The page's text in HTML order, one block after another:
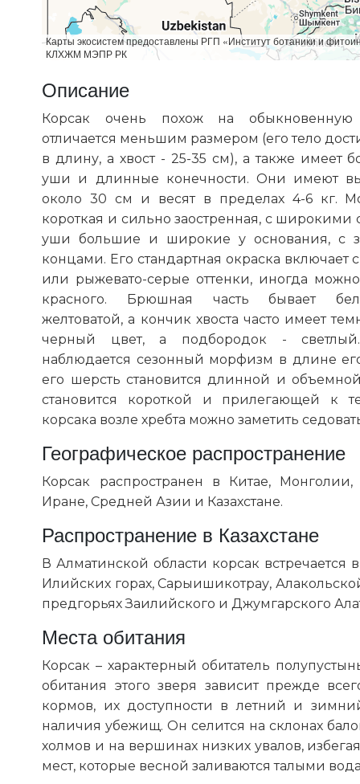
Карты экосистем предоставлены РГП «Институт ботаники и
КЛХЖМ МЭПР РК
Описание
Корсак очень похож на
отличается меньшим размером (его тело
в длину, а хвост - 25-35 см), а также имеет
уши и длинные конечности. Они имеют
около 30 см и весят в пределах 4-6 кг.
короткая и сильно заостренная, с широкими
уши большие и широкие у основания, с
концами. Его стандартная окраска включает
или рыжевато-серые оттенки, иногда
красного. Брюшная часть бывает
желтоватой, а кончик хвоста часто имеет
черный цвет, а подбородок -
наблюдается сезонный морфизм в длине
его шерсть становится длинной и
становится короткой и прилегающей к
корсака возле хребта можно заметить
Географическое распространение
Корсак распространен в Китае, Монголии,
Иране, Средней Азии и Казахстане.
Распространение в Казахстане
В Алматинской области корсак встречается
Илийских горах, Сарыишикотрау,
предгорьях Заилийского и Джумгарского
Места обитания
Корсак – характерный обитатель
обитания этого зверя зависит прежде
кормов, их доступности в летний и
наличия убежищ. Он селится на склонах
холмов и на вершинах низких увалов,
мест, которые весной заливаются талыми